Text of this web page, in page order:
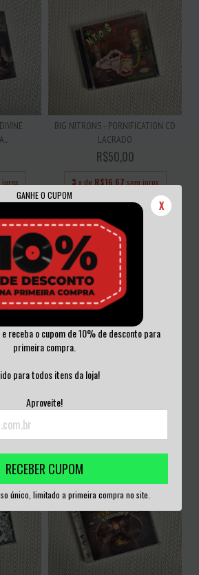
GANHE O CUPOM
X
receba o cupom de 10% de desconto para
primeira compra.
para todos itens da loja!
Aproveite!
RECEBER CUPOM
único, limitado a primeira compra no site.
juros
BIG NITRONS - PORNIFICATION CD
LACRADO
R$50,00
3 x de R$16,67 sem juros
REALITY CD ARG...